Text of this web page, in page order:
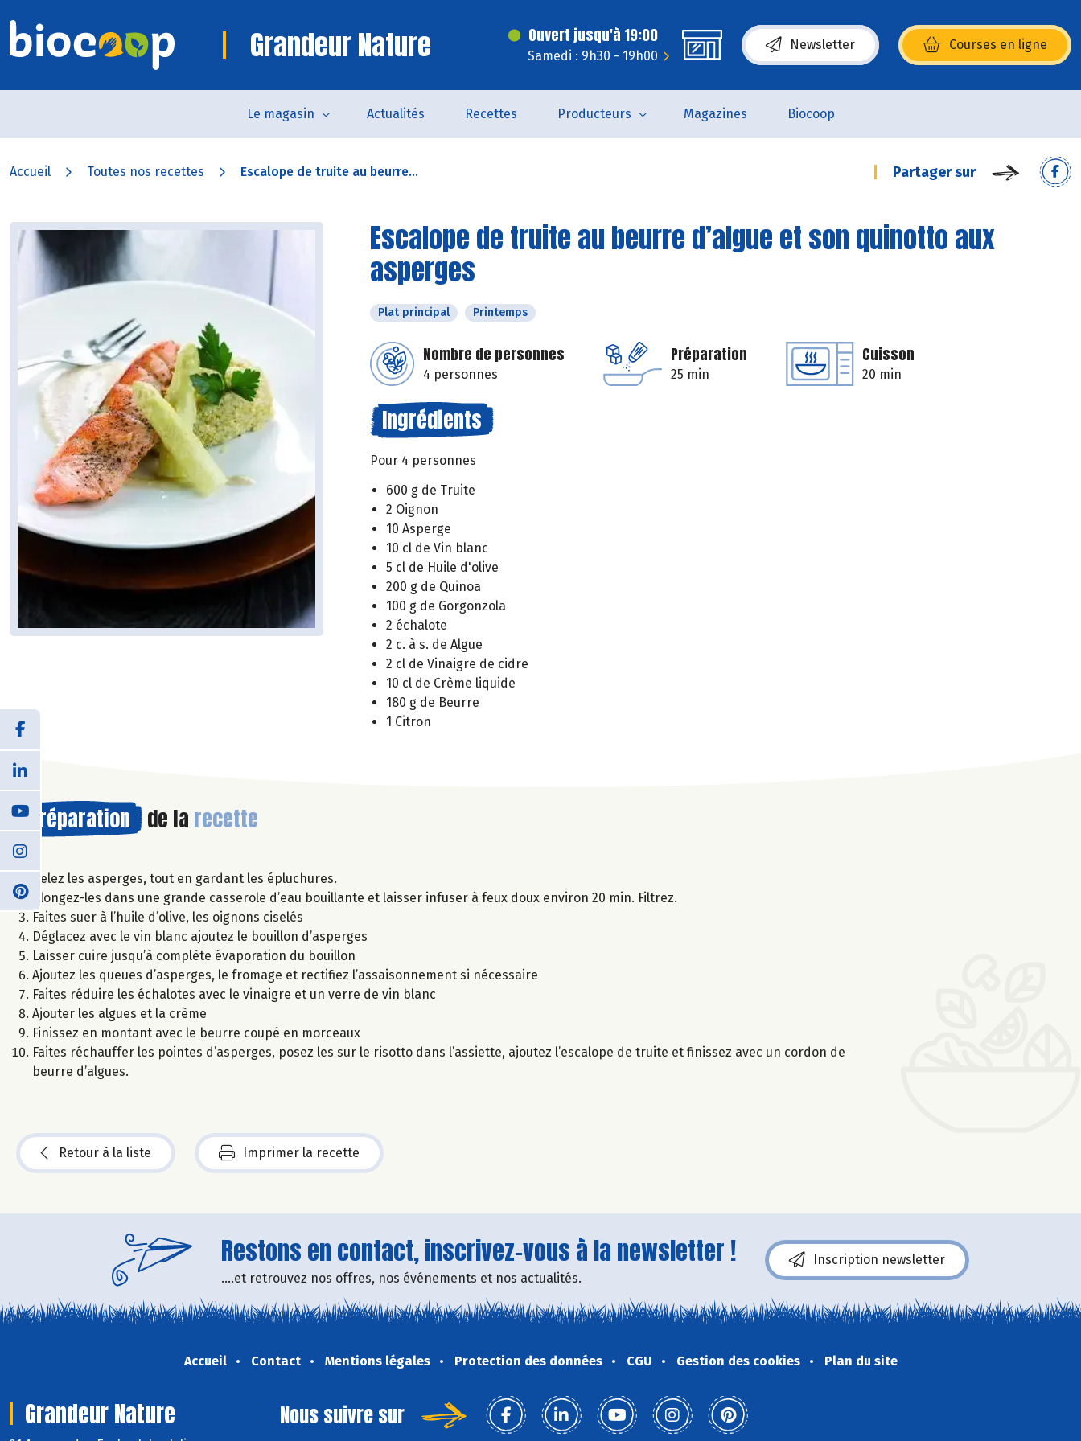
Grandeur Nature Ouvert jusqu'à 19:00
Samedi : 9h30 - 19h00
Newsletter Courses en ligne
(s’ouvre dans une nouvelle fenêtre)
Le magasin Actualités Recettes Producteurs Magazines Biocoop
Accueil Toutes nos recettes Escalope de truite au beurre... Partager sur
Escalope de truite au beurre d’algue et son quinotto aux
asperges
Plat principal Printemps
Nombre de personnes
4 personnes
Préparation
25 min
Cuisson
20 min
Ingrédients
Pour 4 personnes
600 g de Truite
2 Oignon
10 Asperge
10 cl de Vin blanc
5 cl de Huile d'olive
200 g de Quinoa
100 g de Gorgonzola
2 échalote
2 c. à s. de Algue
2 cl de Vinaigre de cidre
10 cl de Crème liquide
180 g de Beurre
1 Citron
Préparation de la recette
Pelez les asperges, tout en gardant les épluchures.
Plongez-les dans une grande casserole d’eau bouillante et laisser infuser à feux doux environ 20 min. Filtrez.
Faites suer à l’huile d’olive, les oignons ciselés
Déglacez avec le vin blanc ajoutez le bouillon d’asperges
Laisser cuire jusqu’à complète évaporation du bouillon
Ajoutez les queues d’asperges, le fromage et rectifiez l’assaisonnement si nécessaire
Faites réduire les échalotes avec le vinaigre et un verre de vin blanc
Ajouter les algues et la crème
Finissez en montant avec le beurre coupé en morceaux
Faites réchauffer les pointes d’asperges, posez les sur le risotto dans l’assiette, ajoutez l’escalope de truite et finissez avec un cordon de
beurre d’algues.
Retour à la liste Imprimer la recette
Restons en contact, inscrivez-vous à la newsletter !
....et retrouvez nos offres, nos événements et nos actualités.
Inscription newsletter
Accueil Contact Mentions légales Protection des données CGU Gestion des cookies Plan du site
Grandeur Nature Nous suivre sur